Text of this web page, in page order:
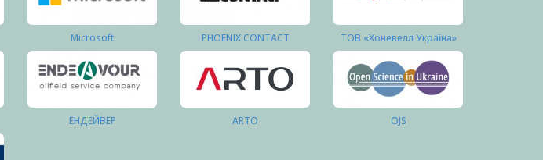
Microsoft PHOENIX CONTACT ТОВ «Хоневелл Україна»
ЕНДЕЙВЕР ARTO OJS